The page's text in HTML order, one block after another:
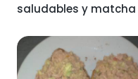
saludables y matcha